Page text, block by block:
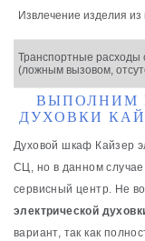
Извлечение изделия
Транспортные расходы
(ложным вызовом,
ВЫПОЛНИМ
ДУХОВКИ
Духовой шкаф Кайзер
СЦ, но в данном случае
сервисный центр. Не
электрической
вариант, так как